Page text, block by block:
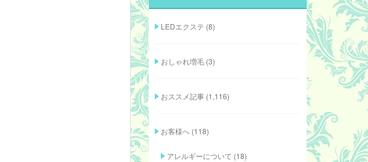
LEDエクステ (8)
おしゃれ増毛(3)
おススメ記事(1,116)
お客様へ(118)
アレルギーについて (18)